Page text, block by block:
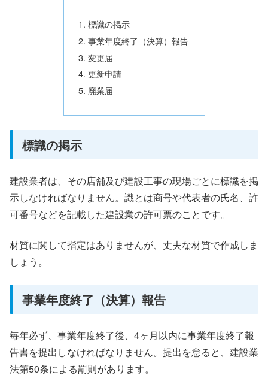
標識の掲示
事業年度終了（決算）報告
変更届
更新申請
廃業届
標識の掲示
建設業者は、その店舗及び建設工事の現場ごとに標識を掲
示しなければなりません。識とは商号や代表者の氏名、許
可番号などを記載した建設業の許可票のことです。
材質に関して指定はありませんが、丈夫な材質で作成しま
しょう。
事業年度終了（決算）報告
毎年必ず、事業年度終了後、4ヶ月以内に事業年度終了報
告書を提出しなければなりません。提出を怠ると、建設業
法第50条による罰則があります。